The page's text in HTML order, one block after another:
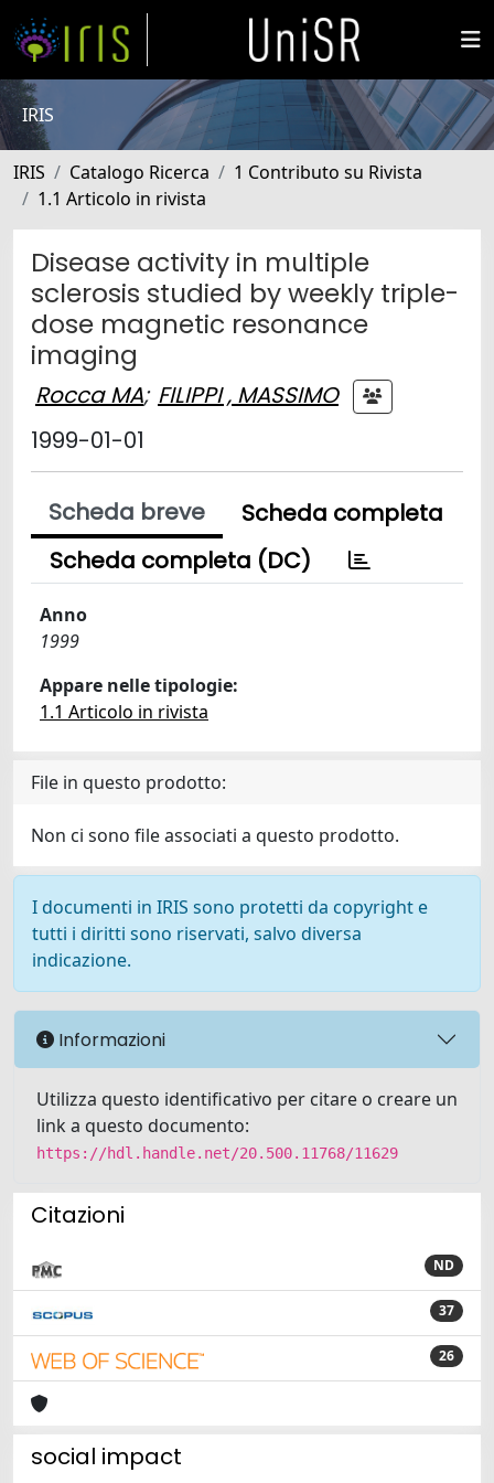
IRIS
IRIS Catalogo Ricerca
1 Contributo su Rivista
1.1 Articolo in rivista
Disease activity in multiple
sclerosis studied by weekly triple-
dose magnetic resonance
imaging
Rocca MA; FILIPPI , MASSIMO
1999-01-01
Scheda breve
Scheda completa
Scheda completa (DC)
Anno
1999
Appare nelle tipologie:
1.1 Articolo in rivista
File in questo prodotto:
Non ci sono file associati a questo prodotto.
I documenti in IRIS sono protetti da copyright e
tutti i diritti sono riservati, salvo diversa
indicazione.
Informazioni
Utilizza questo identificativo per citare o creare un
link a questo documento:
https://hdl.handle.net/20.500.11768/11629
Citazioni
ND
37
26
social impact